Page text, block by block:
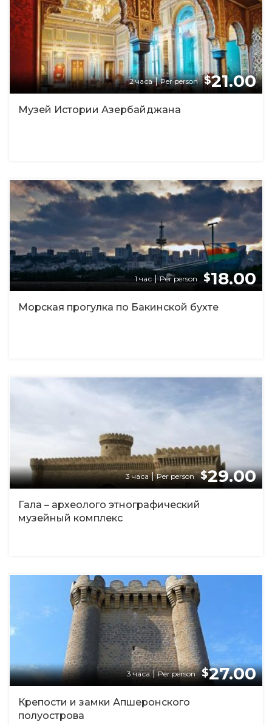
$21.00
2 часа|Per person
Музей Истории Азербайджана
$18.00
1 час |Per person
Морская прогулка по Бакинской бухте
$29.00
3 часа|Per person
Гала – археолого этнографический
музейный комплекс
$27.00
3 часа|Per person
Крепости и замки Апшеронского
полуострова